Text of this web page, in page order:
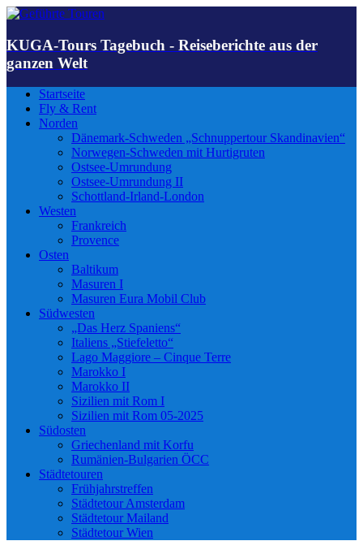
KUGA-Tours Tagebuch - Reiseberichte aus der
ganzen Welt
Startseite
Fly & Rent
Norden
Dänemark-Schweden „Schnuppertour Skandinavien“
Norwegen-Schweden mit Hurtigruten
Ostsee-Umrundung
Ostsee-Umrundung II
Schottland-Irland-London
Westen
Frankreich
Provence
Osten
Baltikum
Masuren I
Masuren Eura Mobil Club
Südwesten
„Das Herz Spaniens“
Italiens „Stiefeletto“
Lago Maggiore – Cinque Terre
Marokko I
Marokko II
Sizilien mit Rom I
Sizilien mit Rom 05-2025
Südosten
Griechenland mit Korfu
Rumänien-Bulgarien ÖCC
Städtetouren
Frühjahrstreffen
Städtetour Amsterdam
Städtetour Mailand
Städtetour Wien